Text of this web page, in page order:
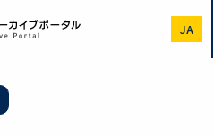
JA